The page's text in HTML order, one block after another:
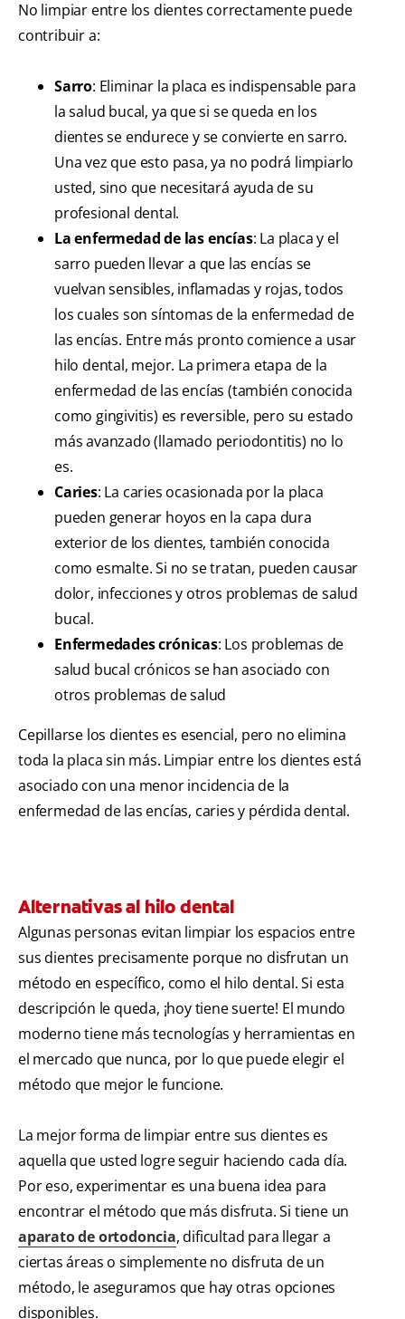
No limpiar entre los dientes correctamente puede
contribuir a:
Sarro: Eliminar la placa es indispensable para
la salud bucal, ya que si se queda en los
dientes se endurece y se convierte en sarro.
Una vez que esto pasa, ya no podrá limpiarlo
usted, sino que necesitará ayuda de su
profesional dental.
La enfermedad de las encías: La placa y el
sarro pueden llevar a que las encías se
vuelvan sensibles, inflamadas y rojas, todos
los cuales son síntomas de la enfermedad de
las encías. Entre más pronto comience a usar
hilo dental, mejor. La primera etapa de la
enfermedad de las encías (también conocida
como gingivitis) es reversible, pero su estado
más avanzado (llamado periodontitis) no lo
es.
Caries: La caries ocasionada por la placa
pueden generar hoyos en la capa dura
exterior de los dientes, también conocida
como esmalte. Si no se tratan, pueden causar
dolor, infecciones y otros problemas de salud
bucal.
Enfermedades crónicas: Los problemas de
salud bucal crónicos se han asociado con
otros problemas de salud
Cepillarse los dientes es esencial, pero no elimina
toda la placa sin más. Limpiar entre los dientes está
asociado con una menor incidencia de la
enfermedad de las encías, caries y pérdida dental.
Alternativas al hilo dental
Algunas personas evitan limpiar los espacios entre
sus dientes precisamente porque no disfrutan un
método en específico, como el hilo dental. Si esta
descripción le queda, ¡hoy tiene suerte! El mundo
moderno tiene más tecnologías y herramientas en
el mercado que nunca, por lo que puede elegir el
método que mejor le funcione.
La mejor forma de limpiar entre sus dientes es
aquella que usted logre seguir haciendo cada día.
Por eso, experimentar es una buena idea para
encontrar el método que más disfruta. Si tiene un
aparato de ortodoncia, dificultad para llegar a
ciertas áreas o simplemente no disfruta de un
método, le aseguramos que hay otras opciones
disponibles.